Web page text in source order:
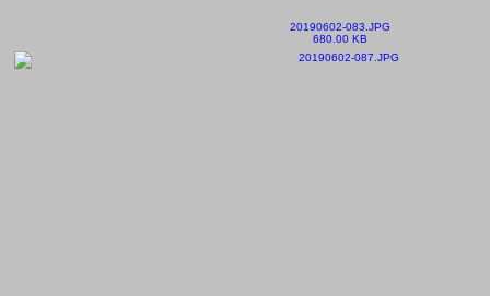
20190602-083.JPG
680.00 KB